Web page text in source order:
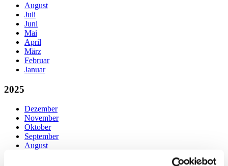
August
Juli
Juni
Mai
April
März
Februar
Januar
2025
Dezember
November
Oktober
September
August